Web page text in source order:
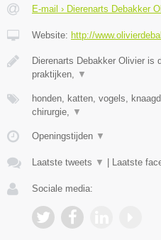
E-mail › Dierenarts Debakker
Website: http://
Dierenarts Debakker Olivier is
praktijken, ▼
honden, katten, vogels,
chirurgie, ▼
Openingstijden ▼
Laatste tweets ▼ Laatste
Sociale media: